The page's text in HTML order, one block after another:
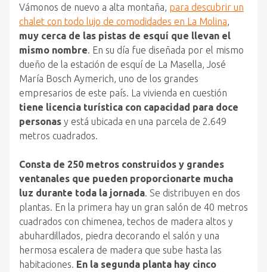
Vámonos de nuevo a alta montaña, para descubrir un
chalet con todo lujo de comodidades en La Molina,
muy cerca de las pistas de esquí que llevan el
mismo nombre. En su día fue diseñada por el mismo
dueño de la estación de esquí de La Masella, José
María Bosch Aymerich, uno de los grandes
empresarios de este país. La vivienda en cuestión
tiene licencia turística con capacidad para doce
personas y está ubicada en una parcela de 2.649
metros cuadrados.
Consta de 250 metros construidos y grandes
ventanales que pueden proporcionarte mucha
luz durante toda la jornada. Se distribuyen en dos
plantas. En la primera hay un gran salón de 40 metros
cuadrados con chimenea, techos de madera altos y
abuhardillados, piedra decorando el salón y una
hermosa escalera de madera que sube hasta las
habitaciones. En la segunda planta hay cinco